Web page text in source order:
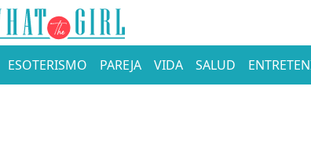
ESOTERISMO PAREJA VIDA SALUD